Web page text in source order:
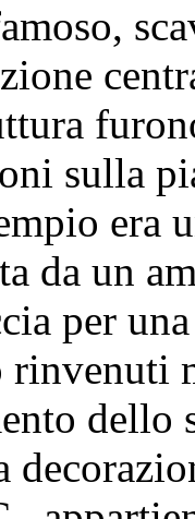
sulla
era
da un
per
dello